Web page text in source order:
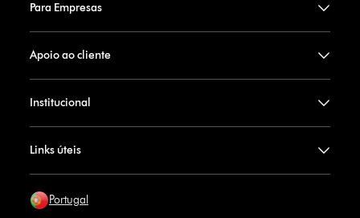
Para Empresas
Apoio ao cliente
Institucional
Links úteis
Portugal